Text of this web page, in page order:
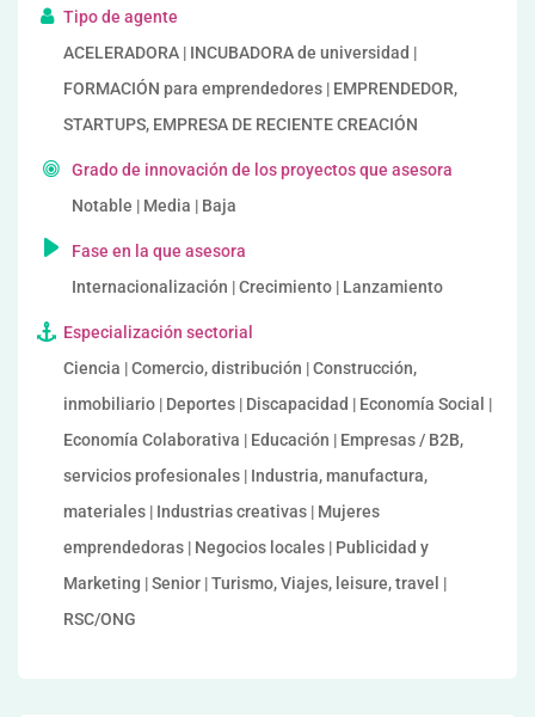
Tipo de agente
ACELERADORA | INCUBADORA de universidad |
FORMACIÓN para emprendedores | EMPRENDEDOR,
STARTUPS, EMPRESA DE RECIENTE CREACIÓN
Grado de innovación de los proyectos que asesora
Notable | Media | Baja
Fase en la que asesora
Internacionalización | Crecimiento | Lanzamiento
Especialización sectorial
Ciencia | Comercio, distribución | Construcción,
inmobiliario | Deportes | Discapacidad | Economía Social |
Economía Colaborativa | Educación | Empresas / B2B,
servicios profesionales | Industria, manufactura,
materiales | Industrias creativas | Mujeres
emprendedoras | Negocios locales | Publicidad y
Marketing | Senior | Turismo, Viajes, leisure, travel |
RSC/ONG